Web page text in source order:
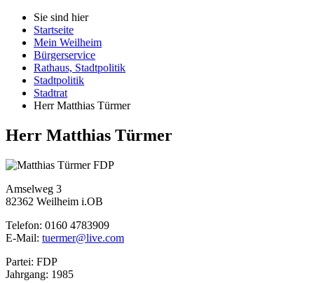
Sie sind hier
Startseite
Mein Weilheim
Bürgerservice
Rathaus, Stadtpolitik
Stadtpolitik
Stadtrat
Herr Matthias Türmer
Herr Matthias Türmer
FDP
Amselweg 3
82362 Weilheim i.OB
Telefon: 0160 4783909
E-Mail: tuermer@live.com
Partei: FDP
Jahrgang: 1985